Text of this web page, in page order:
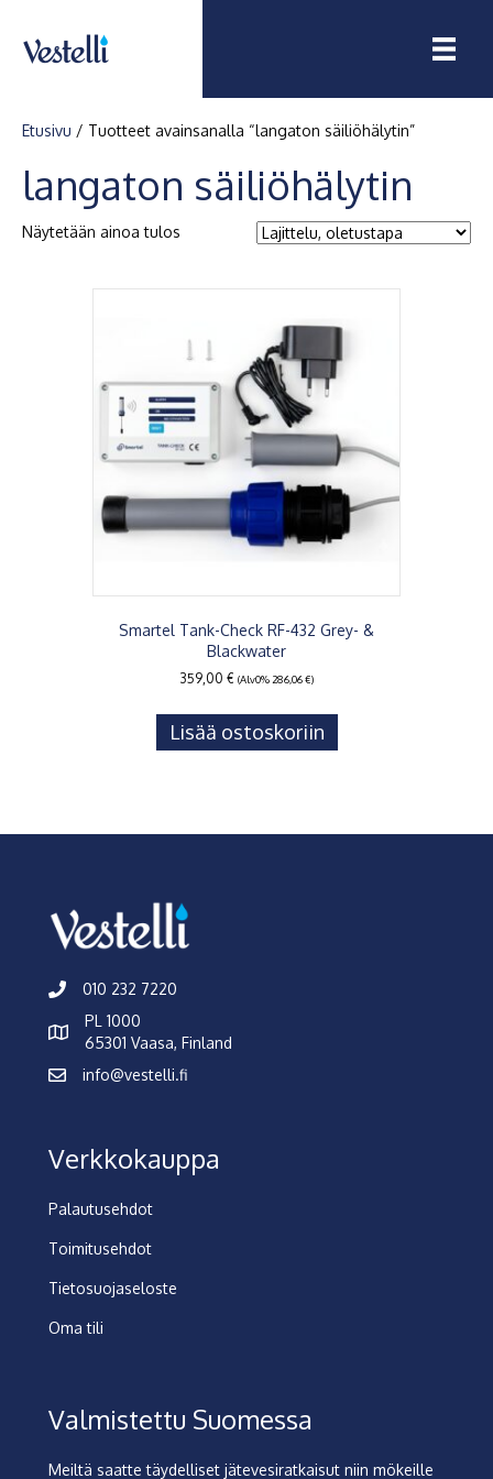
Etusivu / Tuotteet avainsanalla “langaton säiliöhälytin”
langaton säiliöhälytin
Näytetään ainoa tulos
Smartel Tank-Check RF-432 Grey- &
Blackwater
359,00 € (Alv0% 286,06€)
Lisää ostoskoriin
010 232 7220
PL 1000
65301 Vaasa, Finland
info@vestelli.fi
Verkkokauppa
Palautusehdot
Toimitusehdot
Tietosuojaseloste
Oma tili
Valmistettu Suomessa
Meiltä saatte täydelliset jätevesiratkaisut niin mökeille